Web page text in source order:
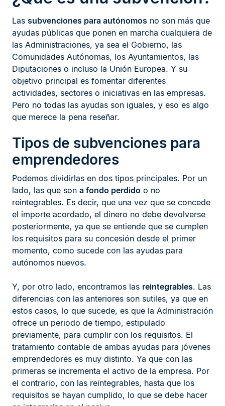
Las subvenciones para autónomos no son más que
ayudas públicas que ponen en marcha cualquiera de
las Administraciones, ya sea el Gobierno, las
Comunidades Autónomas, los Ayuntamientos, las
Diputaciones o incluso la Unión Europea. Y su
objetivo principal es fomentar diferentes
actividades, sectores o iniciativas en las empresas.
Pero no todas las ayudas son iguales, y eso es algo
que merece la pena reseñar.
Tipos de subvenciones para
emprendedores
Podemos dividirlas en dos tipos principales. Por un
lado, las que son a fondo perdido o no
reintegrables. Es decir, que una vez que se concede
el importe acordado, el dinero no debe devolverse
posteriormente, ya que se entiende que se cumplen
los requisitos para su concesión desde el primer
momento, como sucede con las ayudas para
autónomos nuevos.
Y, por otro lado, encontramos las reintegrables. Las
diferencias con las anteriores son sutiles, ya que en
estos casos, lo que sucede, es que la Administración
ofrece un periodo de tiempo, estipulado
previamente, para cumplir con los requisitos. El
tratamiento contable de ambas ayudas para jóvenes
emprendedores es muy distinto. Ya que con las
primeras se incrementa el activo de la empresa. Por
el contrario, con las reintegrables, hasta que los
requisitos se hayan cumplido, lo que se debe hacer